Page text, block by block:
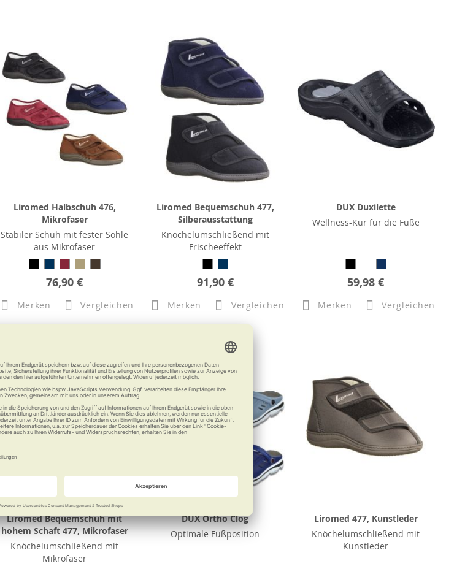
Liromed Halbschuh 476,
Mikrofaser
Stabiler Schuh mit fester Sohle
aus Mikrofaser
76,90 €
Merken Vergleichen
Liromed Bequemschuh 477,
Silberausstattung
Knöchelumschließend mit
Frischeeffekt
91,90 €
Merken Vergleichen
DUX Duxilette
Wellness-Kur für die Füße
59,98 €
Merken Vergleichen
Liromed Bequemschuh mit
hohem Schaft 477, Mikrofaser
Knöchelumschließend mit
Mikrofaser
DUX Ortho Clog
Optimale Fußposition
Liromed 477, Kunstleder
Knöchelumschließend mit
Kunstleder